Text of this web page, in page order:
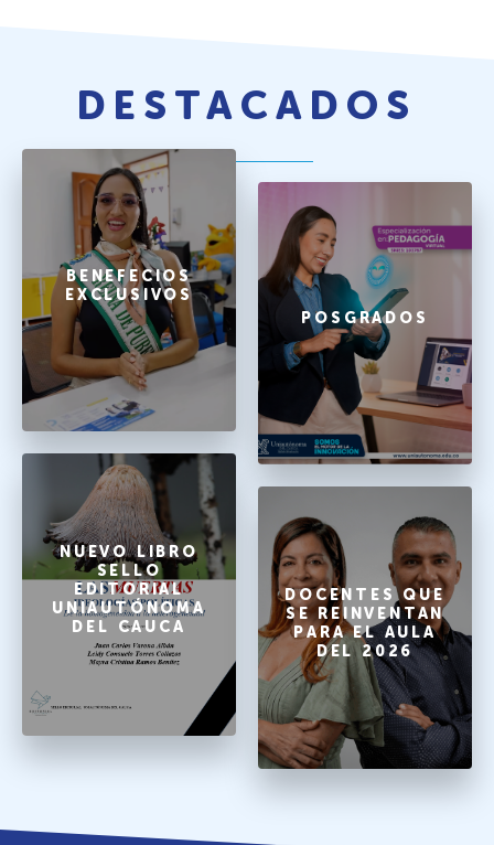
DESTACADOS
BENEFECIOS
EXCLUSIVOS
POSGRADOS
NUEVO LIBRO
SELLO
EDITORIAL
UNIAUTÓNOMA
DEL CAUCA
DOCENTES QUE
SE REINVENTAN
PARA EL AULA
DEL 2026